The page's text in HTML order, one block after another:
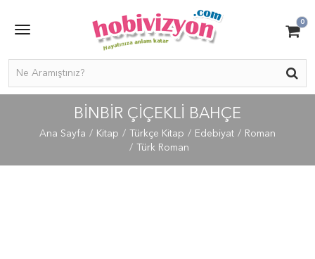
0
BINBIR ÇIÇEKLI BAHÇE
Ana Sayfa Kitap Türkçe Kitap Edebiyat
Roman
Türk Roman